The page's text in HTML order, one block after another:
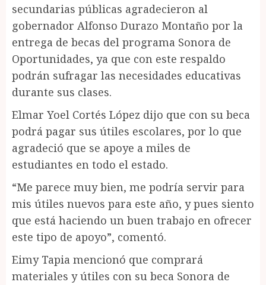
secundarias públicas agradecieron al
gobernador Alfonso Durazo Montaño por la
entrega de becas del programa Sonora de
Oportunidades, ya que con este respaldo
podrán sufragar las necesidades educativas
durante sus clases.
Elmar Yoel Cortés López dijo que con su beca
podrá pagar sus útiles escolares, por lo que
agradeció que se apoye a miles de
estudiantes en todo el estado.
“Me parece muy bien, me podría servir para
mis útiles nuevos para este año, y pues siento
que está haciendo un buen trabajo en ofrecer
este tipo de apoyo”, comentó.
Eimy Tapia mencionó que comprará
materiales y útiles con su beca Sonora de